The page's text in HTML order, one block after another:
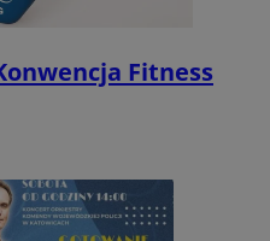
Fitness